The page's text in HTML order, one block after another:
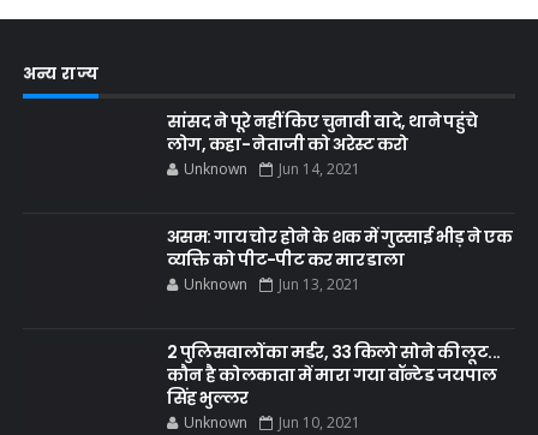
अन्य राज्य
सांसद ने पूरे नहीं किए चुनावी वादे, थाने पहुंचे
लोग, कहा- नेताजी को अरेस्ट करो
Unknown Jun 14, 2021
असम: गाय चोर होने के शक में गुस्साई भीड़ ने एक
व्यक्ति को पीट-पीट कर मार डाला
Unknown Jun 13, 2021
2 पुलिसवालों का मर्डर, 33 किलो सोने की लूट...
कौन है कोलकाता में मारा गया वॉन्टेड जयपाल
सिंह भुल्लर
Unknown Jun 10, 2021